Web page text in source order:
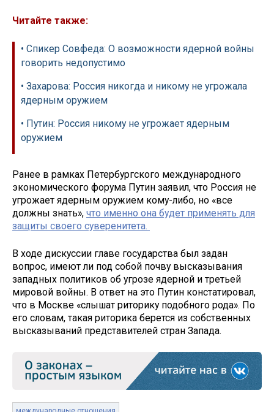
Читайте также:
• Спикер Совфеда: О возможности ядерной войны
говорить недопустимо
• Захарова: Россия никогда и никому не угрожала
ядерным оружием
• Путин: Россия никому не угрожает ядерным
оружием
Ранее в рамках Петербургского международного
экономического форума Путин заявил, что Россия не
угрожает ядерным оружием кому-либо, но «все
должны знать», что именно она будет применять для
защиты своего суверенитета.
В ходе дискуссии главе государства был задан
вопрос, имеют ли под собой почву высказывания
западных политиков об угрозе ядерной и третьей
мировой войны. В ответ на это Путин констатировал,
что в Москве «слышат риторику подобного рода». По
его словам, такая риторика берется из собственных
высказываний представителей стран Запада.